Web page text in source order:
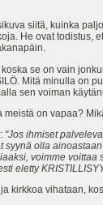
siitä, kuinka
He ovat todistus,
se on vain
Mitä minulla on
sen voiman
meistä on vapaa?
"Jos ihmiset
syynä olla
voimme
eletty
kirkkoa vihataan,